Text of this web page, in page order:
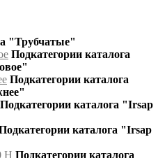
"Трубчатые"
Подкатегории каталога
Подкатегории каталога
Подкатегории каталога "Irsap
каталога "Irsap
H Подкатегории каталога